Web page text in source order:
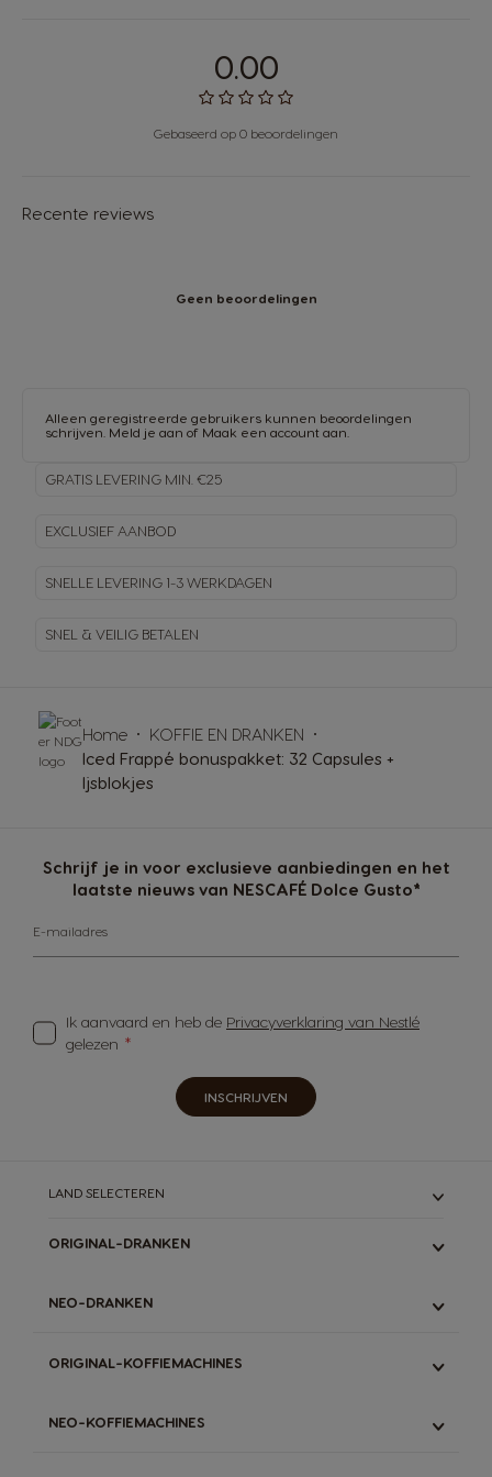
0.00
Gebaseerd op 0 beoordelingen
Recente reviews
Geen beoordelingen
Alleen geregistreerde gebruikers kunnen beoordelingen
schrijven. Meld je aan of Maak een account aan
GRATIS LEVERING MIN. €25
EXCLUSIEF AANBOD
SNELLE LEVERING 1-3 WERKDAGEN
SNEL & VEILIG BETALEN
Schrijf je in voor exclusieve aanbiedingen en het
laatste nieuws van NESCAFÉ Dolce Gusto*
E-mailadres
Ik aanvaard en heb de Privacyverklaring van Nestlé
gelezen
INSCHRIJVEN
Home
KOFFIE EN DRANKEN
Iced Frappé bonuspakket: 32 Capsules +
Ijsblokjes
LAND SELECTEREN
ORIGINAL-DRANKEN
ESPRESSO
LATTE
DECAFFEINATO
NEO-DRANKEN
ESPRESSO
LATTE
ORIGINAL-KOFFIEMACHINES
GENIO S TOUCH
NEO-KOFFIEMACHINES